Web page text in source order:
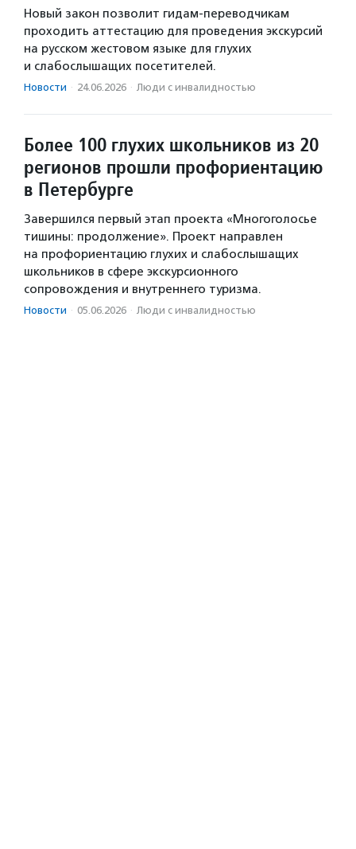
Новый закон позволит гидам-переводчикам
проходить аттестацию для проведения экскурсий
на русском жестовом языке для глухих
и слабослышащих посетителей.
Новости · 24.06.2026 · Люди с инвалидностью
Более 100 глухих школьников из 20
регионов прошли профориентацию
в Петербурге
Завершился первый этап проекта «Многоголосье
тишины: продолжение». Проект направлен
на профориентацию глухих и слабослышащих
школьников в сфере экскурсионного
сопровождения и внутреннего туризма.
Новости · 05.06.2026 · Люди с инвалидностью